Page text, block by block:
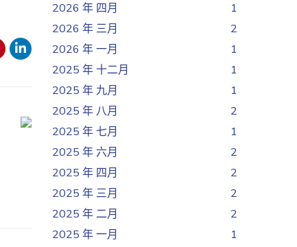
2026 年 四月
1
2026 年 三月
2
2026 年 一月
1
2025 年 十二月
1
2025 年 九月
1
2025 年 八月
2
2025 年 七月
1
2025 年 六月
2
2025 年 四月
2
2025 年 三月
2
2025 年 二月
2
2025 年 一月
1